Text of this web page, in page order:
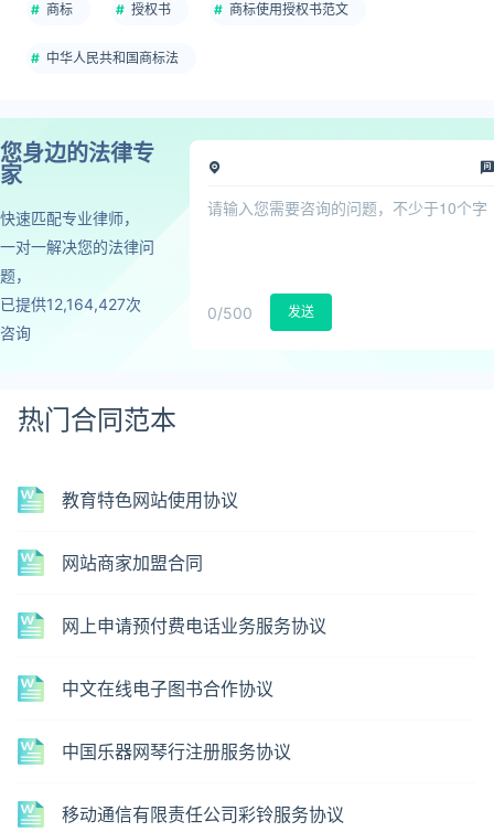
商标 授权书 商标使用授权书范文
中华人民共和国商标法
您身边的法律专
家
快速匹配专业律师，
一对一解决您的法律问
题，
已提供12,164,427次
咨询
0/500 发送
热门合同范本
教育特色网站使用协议
网站商家加盟合同
网上申请预付费电话业务服务协议
中文在线电子图书合作协议
中国乐器网琴行注册服务协议
移动通信有限责任公司彩铃服务协议